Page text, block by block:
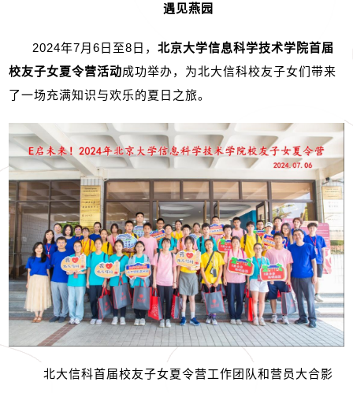
遇见燕园
2024年7月6 日至8 日，北京大学信息科学技术学院首届
校友子女夏令营活动成功举办，为北大信科校友子女们带来
了一场充满知识与欢乐的夏日之旅。
北大信科首届校友子女夏令营工作团队和营员大合影